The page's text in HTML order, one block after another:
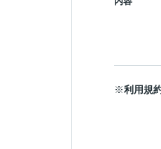
※利用規